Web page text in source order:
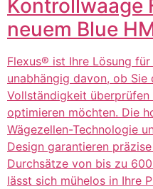
Kontrollwaage
neuem Blue
Flexus® ist Ihre Lösung
unabhängig davon, ob
Vollständigkeit
optimieren möchten. Die
Wägezellen-Technologie
Design garantieren
Durchsätze von bis zu
lässt sich mühelos in Ihre